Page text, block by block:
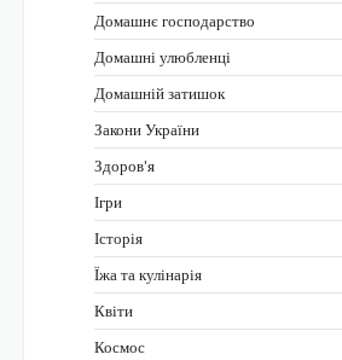
Домашнє господарство
Домашні улюбленці
Домашній затишок
Закони України
Здоров'я
Ігри
Історія
Їжа та кулінарія
Квіти
Космос